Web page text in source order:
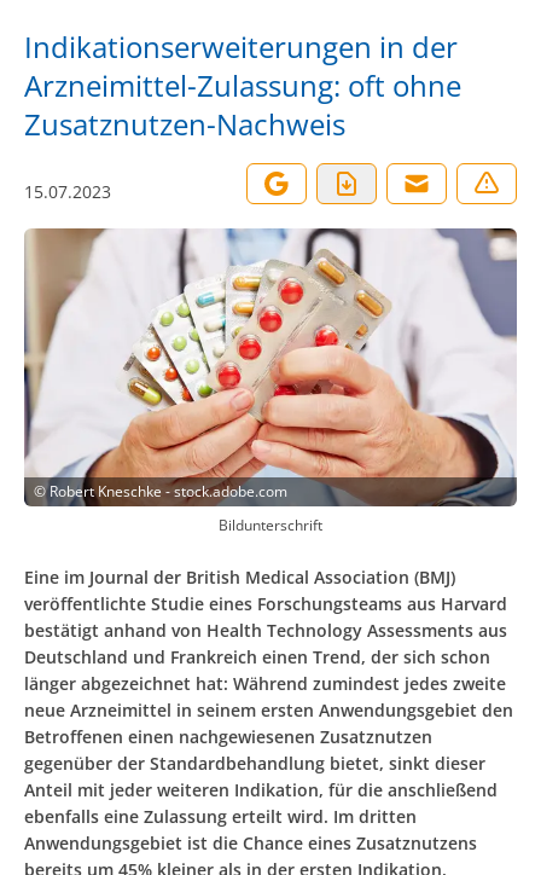
Indikationserweiterungen in der
Arzneimittel-Zulassung: oft ohne
Zusatznutzen-Nachweis
15.07.2023
©Robert Kneschke - stock.adobe.com
Bildunterschrift
Eine im Journal der British Medical Association (BMJ)
veröffentlichte Studie eines Forschungsteams aus Harvard
bestätigt anhand von Health Technology Assessments aus
Deutschland und Frankreich einen Trend, der sich schon
länger abgezeichnet hat: Während zumindest jedes zweite
neue Arzneimittel in seinem ersten Anwendungsgebiet den
Betroffenen einen nachgewiesenen Zusatznutzen
gegenüber der Standardbehandlung bietet, sinkt dieser
Anteil mit jeder weiteren Indikation, für die anschließend
ebenfalls eine Zulassung erteilt wird. Im dritten
Anwendungsgebiet ist die Chance eines Zusatznutzens
bereits um 45% kleiner als in der ersten Indikation.